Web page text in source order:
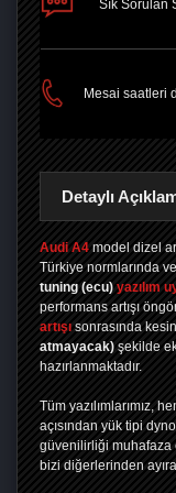
Sık Sorulan
Mesai saatleri
Detaylı
Audi A4 model dizel
Türkiye normlarında
tuning (ecu) yazılım
performans artışı
artışı sonrasında
atmayacak) şekilde
hazırlanmaktadır.
Tüm yazılımlarımız,
açısından yük tipi
güvenilirliği muhafaza
bizi diğerlerinden